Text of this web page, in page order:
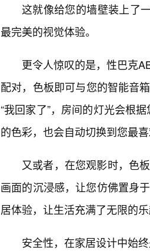
这就像给您的墙壁装上了
最完美的视觉体验。
更令人惊叹的是，性巴克
配对，色板即可与您的智能音
“我回家了”，房间的灯光会根
的色彩，也会自动切换到您最
又或者，在您观影时，色
画面的沉浸感，让您仿佛置身
居体验，让生活充满了无限的乐
安全性，在家居设计中始